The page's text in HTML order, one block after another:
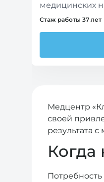
медицинских
Стаж работы 37 лет
Медцентр
своей
результата
Когда